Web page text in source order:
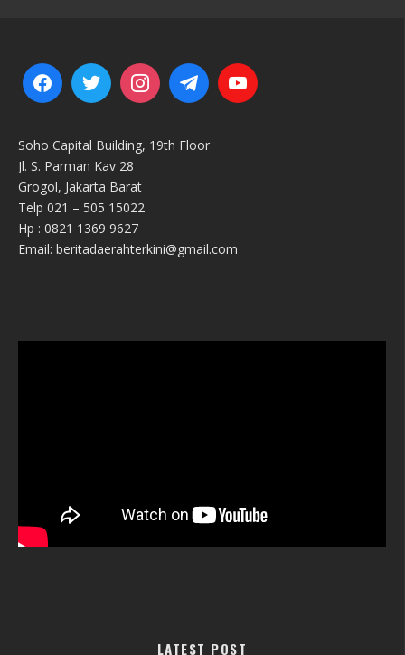
Soho Capital Building, 19th Floor
Jl. S. Parman Kav 28
Grogol, Jakarta Barat
Telp 021 – 505 15022
Hp : 0821 1369 9627
Email: beritadaerahterkini@gmail.com
LATEST POST